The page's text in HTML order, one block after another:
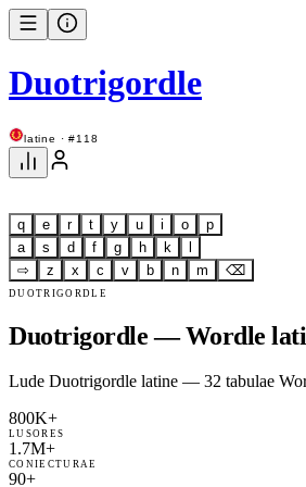
Duotrigordle
latine · #118
q e r t y u i o
p
a
s d f g h k
⇨
z x c v b n m ⌫
DUOTRIGORDLE
Duotrigordle — Wordle
Lude Duotrigordle latine — 32 tabulae
800K+
LUSORES
1.7M+
CONIECTURAE
90+